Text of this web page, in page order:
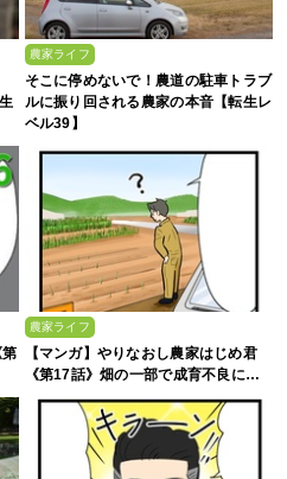
農家ライフ
そこに停めないで！農道の駐車トラブ
ルに振り回される農家の本音【転生レ
ベル39】
第
農家ライフ
【マンガ】やりなおし農家はじめ君
《第17話》畑の一部で成育不良に…